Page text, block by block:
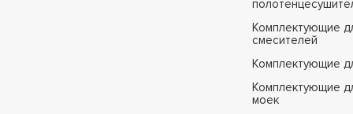
Комплектующие
смесителей
Комплектующие
Комплектующие
моек